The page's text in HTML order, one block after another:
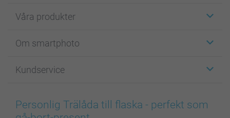
Våra produkter
Fotokort
Fotoböcker
Bilder, Fotoförstoring & Fotohäften
Skal till Mobil & Surfplatta
Om smartphoto
För affiliates
Cookie Policy
Sitemap
Kundservice
smartgaranti
smartbonus
Personlig Trälåda till flaska - perfekt som